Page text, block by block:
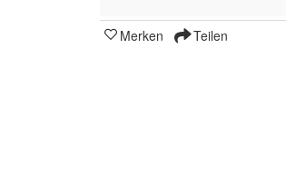
Merken Teilen